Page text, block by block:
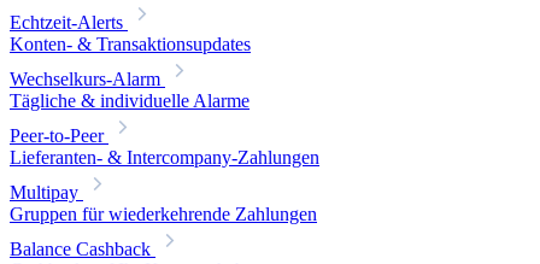
Echtzeit-Alerts
Konten- & Transaktionsupdates
Wechselkurs-Alarm
Tägliche & individuelle Alarme
Peer-to-Peer
Lieferanten- & Intercompany-Zahlungen
Multipay
Gruppen für wiederkehrende Zahlungen
Balance Cashback